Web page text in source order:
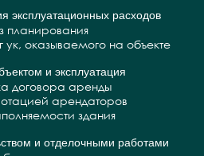
эксплуатационных расходов
планирования
ук, оказываемого на объекте
и эксплуатация
договора аренды
арендаторов
здания
и отделочными работами